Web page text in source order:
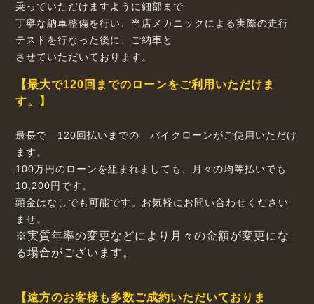
乗っていただけますように細部まで
丁寧な納車整備を行い、当店メカニックによる実際の走行
テストを行なった後に、ご納車と
させていただいております。
【最大で120回までのローンをご利用いただけま
す。】
最長で 120回払いまでの バイクローンがご使用いただけ
ます。
100万円のローンを組まれましても、月々の均等払いでも
10,200円です。
頭金はなしでも可能です。お気軽にお問い合わせください
ませ。
※実質年率の変更などにより月々の金額が変更にな
る場合がございます。
【遠方のお客様も多数ご成約いただいておりま